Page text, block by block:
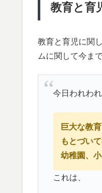
教育と育
教育と育児に関
ムに関して今ま
今日われわ
巨大な教
もとづい
幼稚園、
これは、